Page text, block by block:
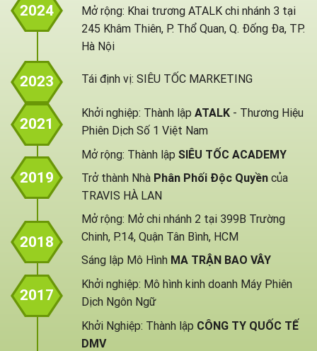
2024
Mở rộng: Khai trương ATALK chi nhánh 3 tại
245 Khâm Thiên, P. Thổ Quan, Q. Đống Đa, TP.
Hà Nội
2023 Tái định vị: SIÊU TỐC MARKETING
2021
Khởi nghiệp: Thành lập ATALK - Thương Hiệu
Phiên Dịch Số 1 Việt Nam
2019
Mở rộng: Thành lập SIÊU TỐC ACADEMY
Trở thành Nhà Phân Phối Độc Quyền của
TRAVIS HÀ LAN
2018
Mở rộng: Mở chi nhánh 2 tại 399B Trường
Chinh, P.14, Quận Tân Bình, HCM
Sáng lập Mô Hình MA TRẬN BAO VÂY
2017
Khởi nghiệp: Mô hình kinh doanh Máy Phiên
Dịch Ngôn Ngữ
Khởi Nghiệp: Thành lập CÔNG TY QUỐC TẾ
DMV